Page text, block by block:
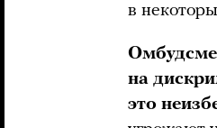
в
на
это